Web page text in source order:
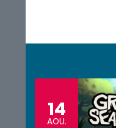
14
AOU.